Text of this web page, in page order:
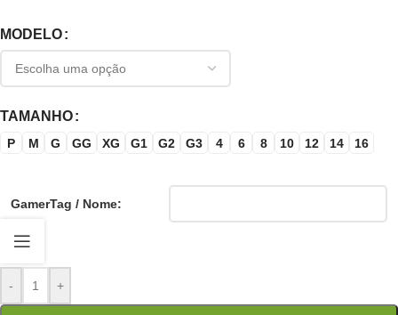
MODELO
TAMANHO
P M G GG XG G1 G2 G3 4 6 8 10 12 14 16
GamerTag / Nome:
- +